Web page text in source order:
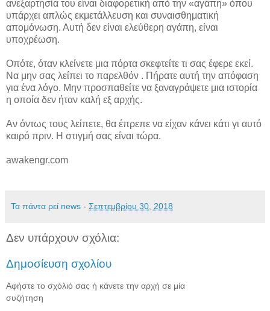
ανεξαρτησία του είναι διαφορετική από την «αγάπη» όπου
υπάρχει απλώς εκμετάλλευση και συναισθηματική
απομόνωση. Αυτή δεν είναι ελεύθερη αγάπη, είναι
υποχρέωση.
Οπότε, όταν κλείνετε μια πόρτα σκεφτείτε τι σας έφερε εκεί.
Να μην σας λείπει το παρελθόν . Πήρατε αυτή την απόφαση
για ένα λόγο. Μην προσπαθείτε να ξαναγράψετε μια ιστορία
η οποία δεν ήταν καλή εξ αρχής.
Αν όντως τους λείπετε, θα έπρεπε να είχαν κάνει κάτι γι αυτό
καιρό πριν. Η στιγμή σας είναι τώρα.
awakengr.com
Τα πάντα ρεί news - Σεπτεμβρίου 30, 2018
Δεν υπάρχουν σχόλια:
Δημοσίευση σχολίου
Αφήστε το σχόλιό σας ή κάνετε την αρχή σε μία
συζήτηση